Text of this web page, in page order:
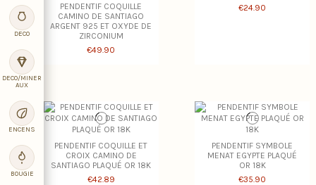
DECO
DECO/MINER
AUX
ENCENS
BOUGIE
PENDENTIF COQUILLE
CAMINO DE SANTIAGO
ARGENT 925 ET OXYDE DE
ZIRCONIUM
€49.90
€24.90
PENDENTIF COQUILLE ET
CROIX CAMINO DE
SANTIAGO PLAQUÉ OR 18K
€42.89
PENDENTIF SYMBOLE
MENAT EGYPTE PLAQUÉ
OR 18K
€35.90